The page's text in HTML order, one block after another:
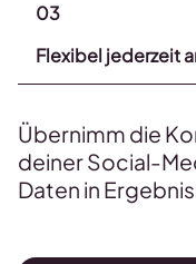
03
Flexibel jederzeit
Übernimm die
deiner Social-
Daten in